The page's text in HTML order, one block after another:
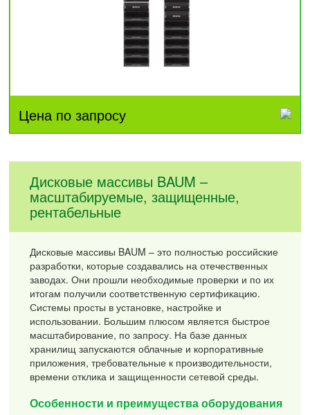
Цена по запросу
Дисковые массивы BAUM –
масштабируемые, защищенные,
рентабельные
Дисковые массивы BAUM – это полностью российские
разработки, которые создавались на отечественных
заводах. Они прошли необходимые проверки и по их
итогам получили соответственную сертификацию.
Системы просты в установке, настройке и
использовании. Большим плюсом является быстрое
масштабирование, по запросу. На базе данных
хранилищ запускаются облачные и корпоративные
приложения, требовательные к производительности,
времени отклика и защищенности сетевой среды.
Особенности и преимущества оборудования